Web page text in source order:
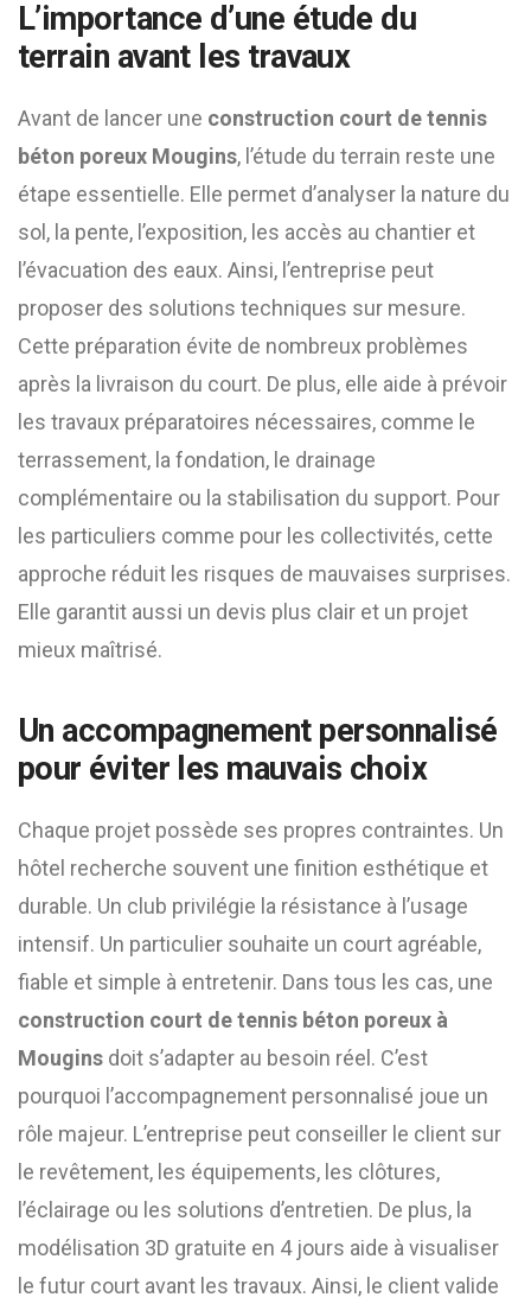
L’importance d’une étude du
terrain avant les travaux
Avant de lancer une construction court de tennis
béton poreux Mougins, l’étude du terrain reste une
étape essentielle. Elle permet d’analyser la nature du
sol, la pente, l’exposition, les accès au chantier et
l’évacuation des eaux. Ainsi, l’entreprise peut
proposer des solutions techniques sur mesure.
Cette préparation évite de nombreux problèmes
après la livraison du court. De plus, elle aide à prévoir
les travaux préparatoires nécessaires, comme le
terrassement, la fondation, le drainage
complémentaire ou la stabilisation du support. Pour
les particuliers comme pour les collectivités, cette
approche réduit les risques de mauvaises surprises.
Elle garantit aussi un devis plus clair et un projet
mieux maîtrisé.
Un accompagnement personnalisé
pour éviter les mauvais choix
Chaque projet possède ses propres contraintes. Un
hôtel recherche souvent une finition esthétique et
durable. Un club privilégie la résistance à l’usage
intensif. Un particulier souhaite un court agréable,
fiable et simple à entretenir. Dans tous les cas, une
construction court de tennis béton poreux à
Mougins doit s’adapter au besoin réel. C’est
pourquoi l’accompagnement personnalisé joue un
rôle majeur. L’entreprise peut conseiller le client sur
le revêtement, les équipements, les clôtures,
l’éclairage ou les solutions d’entretien. De plus, la
modélisation 3D gratuite en 4 jours aide à visualiser
le futur court avant les travaux. Ainsi, le client valide